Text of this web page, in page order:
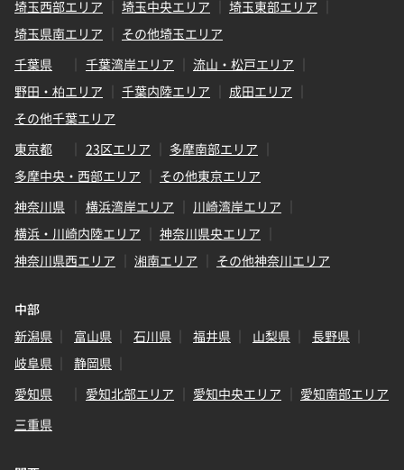
埼玉西部エリア
埼玉中央エリア
埼玉東部エリア
埼玉県南エリア
その他埼玉エリア
千葉県
千葉湾岸エリア
流山・松戸エリア
野田・柏エリア
千葉内陸エリア
成田エリア
その他千葉エリア
東京都
23区エリア
多摩南部エリア
多摩中央・西部エリア
その他東京エリア
神奈川県
横浜湾岸エリア
川崎湾岸エリア
横浜・川崎内陸エリア
神奈川県央エリア
神奈川県西エリア
湘南エリア その他神奈川エリア
中部
新潟県
富山県 石川県 福井県 山梨県
長野県
岐阜県
静岡県
愛知県
愛知北部エリア 愛知中央エリア
愛知南部エリア
三重県